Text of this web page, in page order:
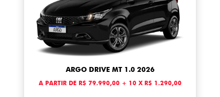
ARGO DRIVE MT 1.0 2026
A PARTIR DE R$ 79.990,00 + 10 X R$ 1.290,00